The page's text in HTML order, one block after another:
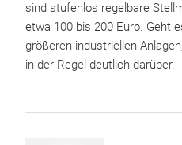
sind stufenlos regelbare
etwa 100 bis 200 Euro. Geht
größeren industriellen
in der Regel deutlich darüber.